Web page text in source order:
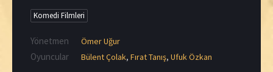
Komedi Filmleri
Yönetmen Ömer Uğur
Oyuncular Bülent Çolak, Fırat Tanış, Ufuk Özkan